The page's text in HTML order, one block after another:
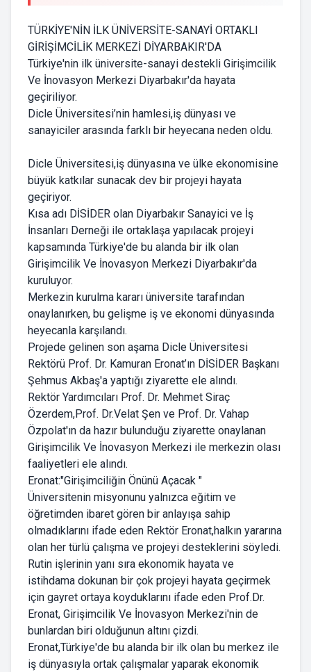
TÜRKİYE'NİN İLK ÜNİVERSİTE-SANAYİ ORTAKLI
GİRİŞİMCİLİK MERKEZİ DİYARBAKIR'DA
Türkiye'nin ilk üniversite-sanayi destekli Girişimcilik
Ve İnovasyon Merkezi Diyarbakır'da hayata
geçiriliyor.
Dicle Üniversitesi’nin hamlesi,iş dünyası ve
sanayiciler arasında farklı bir heyecana neden oldu.
Dicle Üniversitesi,iş dünyasına ve ülke ekonomisine
büyük katkılar sunacak dev bir projeyi hayata
geçiriyor.
Kısa adı DİSİDER olan Diyarbakır Sanayici ve İş
İnsanları Derneği ile ortaklaşa yapılacak projeyi
kapsamında Türkiye'de bu alanda bir ilk olan
Girişimcilik Ve İnovasyon Merkezi Diyarbakır'da
kuruluyor.
Merkezin kurulma kararı üniversite tarafından
onaylanırken, bu gelişme iş ve ekonomi dünyasında
heyecanla karşılandı.
Projede gelinen son aşama Dicle Üniversitesi
Rektörü Prof. Dr. Kamuran Eronat’ın DİSİDER Başkanı
Şehmus Akbaş'a yaptığı ziyarette ele alındı.
Rektör Yardımcıları Prof. Dr. Mehmet Siraç
Özerdem,Prof. Dr.Velat Şen ve Prof. Dr. Vahap
Özpolat'ın da hazır bulunduğu ziyarette onaylanan
Girişimcilik Ve İnovasyon Merkezi ile merkezin olası
faaliyetleri ele alındı.
Eronat:"Girişimciliğin Önünü Açacak "
Üniversitenin misyonunu yalnızca eğitim ve
öğretimden ibaret gören bir anlayışa sahip
olmadıklarını ifade eden Rektör Eronat,halkın yararına
olan her türlü çalışma ve projeyi desteklerini söyledi.
Rutin işlerinin yanı sıra ekonomik hayata ve
istihdama dokunan bir çok projeyi hayata geçirmek
için gayret ortaya koyduklarını ifade eden Prof.Dr.
Eronat, Girişimcilik Ve İnovasyon Merkezi'nin de
bunlardan biri olduğunun altını çizdi.
Eronat,Türkiye'de bu alanda bir ilk olan bu merkez ile
iş dünyasıyla ortak çalışmalar yaparak ekonomik